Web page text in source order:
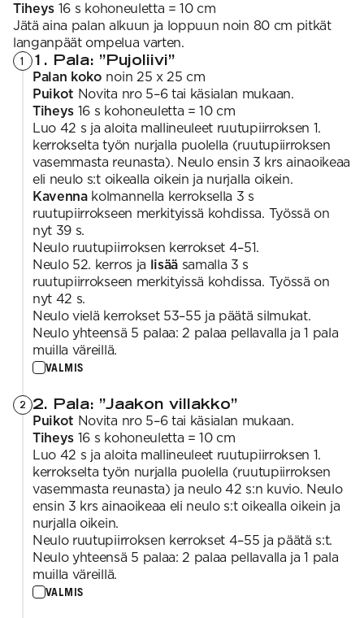
Tiheys 16 s kohoneuletta = 10 cm
Jätä aina palan alkuun ja loppuun noin 80 cm pitkät
langanpäät ompelua varten.
1 1. Pala: ”Pujoliivi”
Palan koko noin 25 x 25 cm
Puikot Novita nro 5–6 tai käsialan mukaan.
Tiheys 16 s kohoneuletta = 10 cm
Luo 42 s ja aloita mallineuleet ruutupiirroksen 1.
kerrokselta työn nurjalla puolella (ruutupiirroksen
vasemmasta reunasta). Neulo ensin 3 krs ainaoikeaa
eli neulo s:t oikealla oikein ja nurjalla oikein.
Kavennakolmannella kerroksella 3 s
ruutupiirrokseen merkityissä kohdissa. Työssä on
nyt 39 s.
Neulo ruutupiirroksen kerrokset 4–51.
Neulo 52. kerros ja lisää samalla 3 s
ruutupiirrokseen merkityissä kohdissa. Työssä on
nyt 42 s.
Neulo vielä kerrokset 53–55 ja päätä silmukat.
Neulo yhteensä 5 palaa: 2 palaa pellavalla ja 1 pala
muilla väreillä.
VALMIS
2 2. Pala: ”Jaakon villakko”
Puikot Novita nro 5–6 tai käsialan mukaan.
Tiheys 16 s kohoneuletta = 10 cm
Luo 42 s ja aloita mallineuleet ruutupiirroksen 1.
kerrokselta työn nurjalla puolella (ruutupiirroksen
vasemmasta reunasta) ja neulo 42 s:n kuvio. Neulo
ensin 3 krs ainaoikeaa eli neulo s:t oikealla oikein ja
nurjalla oikein.
Neulo ruutupiirroksen kerrokset 4–55 ja päätä s:t.
Neulo yhteensä 5 palaa: 2 palaa pellavalla ja 1 pala
muilla väreillä.
VALMIS